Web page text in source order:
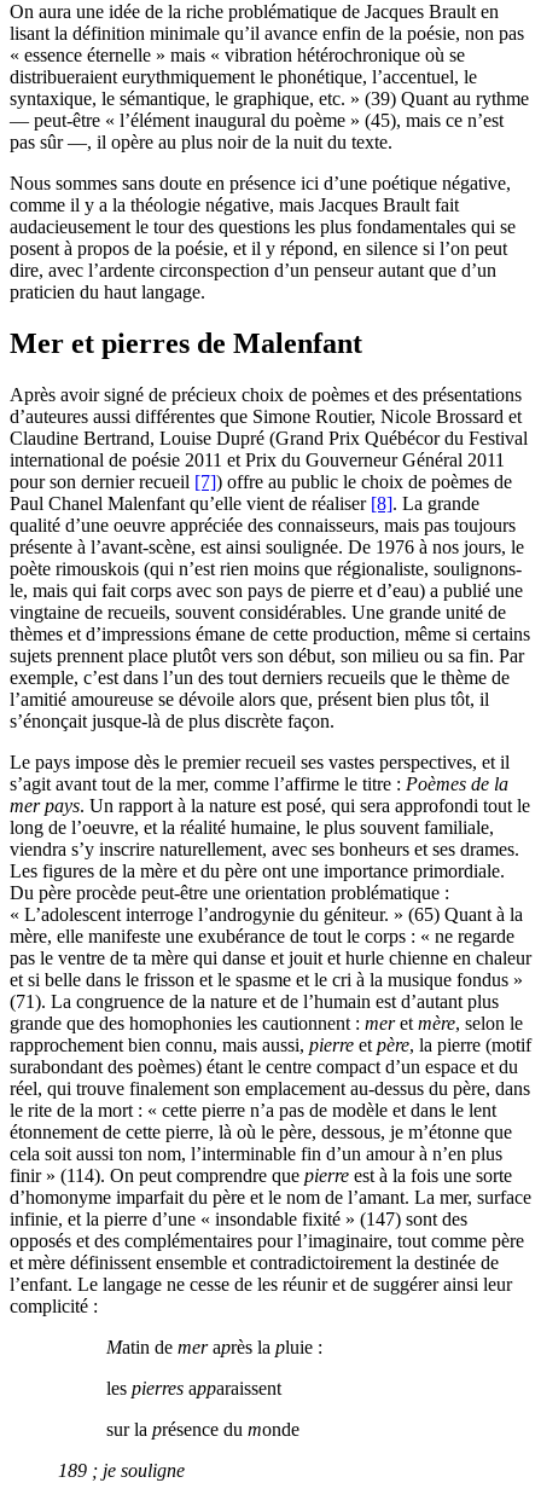
On aura une idée de la riche problématique de Jacques Brault en
lisant la définition minimale qu’il avance enfin de la poésie, non pas
« essence éternelle » mais « vibration hétérochronique où se
distribueraient eurythmiquement le phonétique, l’accentuel, le
syntaxique, le sémantique, le graphique, etc. » (39) Quant au rythme
— peut-être « l’élément inaugural du poème » (45), mais ce n’est
pas sûr —, il opère au plus noir de la nuit du texte.
Nous sommes sans doute en présence ici d’une poétique négative,
comme il y a la théologie négative, mais Jacques Brault fait
audacieusement le tour des questions les plus fondamentales qui se
posent à propos de la poésie, et il y répond, en silence si l’on peut
dire, avec l’ardente circonspection d’un penseur autant que d’un
praticien du haut langage.
Mer et pierres de Malenfant
Après avoir signé de précieux choix de poèmes et des présentations
d’auteures aussi différentes que Simone Routier, Nicole Brossard et
Claudine Bertrand, Louise Dupré (Grand Prix Québécor du Festival
international de poésie 2011 et Prix du Gouverneur Général 2011
pour son dernier recueil [7]) offre au public le choix de poèmes de
Paul Chanel Malenfant qu’elle vient de réaliser [8]. La grande
qualité d’une oeuvre appréciée des connaisseurs, mais pas toujours
présente à l’avant-scène, est ainsi soulignée. De 1976 à nos jours, le
poète rimouskois (qui n’est rien moins que régionaliste, soulignons-
le, mais qui fait corps avec son pays de pierre et d’eau) a publié une
vingtaine de recueils, souvent considérables. Une grande unité de
thèmes et d’impressions émane de cette production, même si certains
sujets prennent place plutôt vers son début, son milieu ou sa fin. Par
exemple, c’est dans l’un des tout derniers recueils que le thème de
l’amitié amoureuse se dévoile alors que, présent bien plus tôt, il
s’énonçait jusque-là de plus discrète façon.
Le pays impose dès le premier recueil ses vastes perspectives, et il
s’agit avant tout de la mer, comme l’affirme le titre : Poèmes de la
mer pays. Un rapport à la nature est posé, qui sera approfondi tout le
long de l’oeuvre, et la réalité humaine, le plus souvent familiale,
viendra s’y inscrire naturellement, avec ses bonheurs et ses drames.
Les figures de la mère et du père ont une importance primordiale.
Du père procède peut-être une orientation problématique :
« L’adolescent interroge l’androgynie du géniteur. » (65) Quant à la
mère, elle manifeste une exubérance de tout le corps : « ne regarde
pas le ventre de ta mère qui danse et jouit et hurle chienne en chaleur
et si belle dans le frisson et le spasme et le cri à la musique fondus »
(71). La congruence de la nature et de l’humain est d’autant plus
grande que des homophonies les cautionnent : meret mère, selon le
rapprochement bien connu, mais aussi, pierre et père, la pierre (motif
surabondant des poèmes) étant le centre compact d’un espace et du
réel, qui trouve finalement son emplacement au-dessus du père, dans
le rite de la mort : « cette pierre n’a pas de modèle et dans le lent
étonnement de cette pierre, là où le père, dessous, je m’étonne que
cela soit aussi ton nom, l’interminable fin d’un amour à n’en plus
finir » (114). On peut comprendre que pierre est à la fois une sorte
d’homonyme imparfait du père et le nom de l’amant. La mer, surface
infinie, et la pierre d’une « insondable fixité » (147) sont des
opposés et des complémentaires pour l’imaginaire, tout comme père
et mère définissent ensemble et contradictoirement la destinée de
l’enfant. Le langage ne cesse de les réunir et de suggérer ainsi leur
complicité :
Matin de meraprès la pluie :
les pierres apparaissent
sur la présence du monde
189 ; je souligne